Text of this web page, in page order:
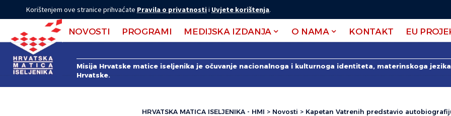
Korištenjem ove stranice prihvaćate Pravila o privatnostii Uvjete korištenja.
NOVOSTI PROGRAMI MEDIJSKA IZDANJA O NAMA KONTAKT EU
Misija Hrvatske matice iseljenika je očuvanje nacionalnoga i kulturnoga identiteta, materinskoga
Hrvatske.
HRVATSKA MATICA ISELJENIKA - HMI > Novosti > Kapetan Vatrenih predstavio